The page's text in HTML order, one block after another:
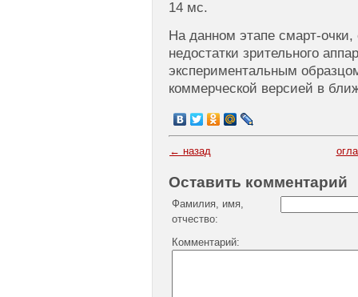
14 мс.
На данном этапе смарт-
недостатки зрительного
экспериментальным
коммерческой версией в
← назад
Оставить комментарий
Фамилия, имя,
отчество:
Комментарий: